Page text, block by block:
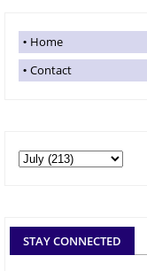
Home
Contact
STAY CONNECTED